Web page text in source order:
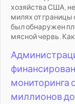
хозяйства США,
милях от
был обнаружен
мясной червь.
мониторинга
миллионов